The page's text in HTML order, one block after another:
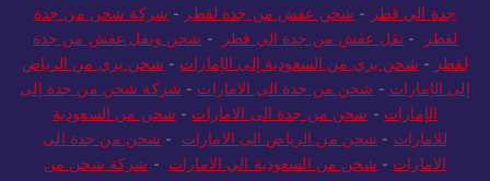
جدة الي قطر - شحن عفش من جدة لقطر - شركة شحن من جدة
لقطر
- نقل عفش من جدة الي قطر - شحن ونقل عفش من جدة
لقطر - شحن بري من السعودية إلى الإمارات - شحن بري من الرياض
إلى الإمارات - شحن من جدة الى الامارات - شركة شحن من جدة إلى
الإمارات - شحن من جدة الى الامارات - شحن من السعودية
للامارات - شحن من الرياض الى الامارات - شحن من جدة الى
الامارات - شحن من السعودية الي الامارات - شركة شحن من